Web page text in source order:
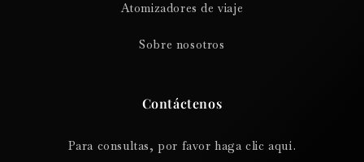
Atomizadores de viaje
Sobre nosotros
Contáctenos
Para consultas, por favor haga clic aquí.